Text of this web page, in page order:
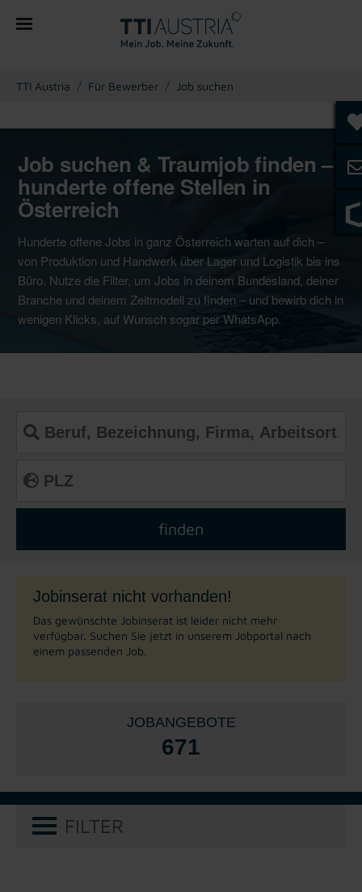
You are here:
TTI Austria Für Bewerber Job suchen
Job suchen & Traumjob finden –
hunderte offene Stellen in
Österreich
Hunderte offene Jobs in ganz Österreich warten auf dich –
von Produktion und Handwerk über Lager und Logistik bis ins
Büro. Nutze die Filter, um Jobs in deinem Bundesland, deiner
Branche und deinem Zeitmodell zu finden – und bewirb dich in
wenigen Klicks, auf Wunsch sogar per WhatsApp.
Jobinserat nicht vorhanden!
Das gewünschte Jobinserat ist leider nicht mehr
verfügbar. Suchen Sie jetzt in unserem Jobportal nach
einem passenden Job.
JOBANGEBOTE
671
FILTER